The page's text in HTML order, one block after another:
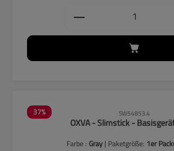
Produkt Anzahl:
37% SW54853.4
OXVA - Slimstick -
Farbe :Gray | Paketgröße: 1er